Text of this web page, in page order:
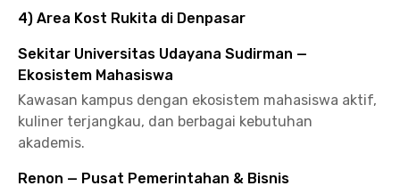
4) Area Kost Rukita di Denpasar
Sekitar Universitas Udayana Sudirman —
Ekosistem Mahasiswa
Kawasan kampus dengan ekosistem mahasiswa aktif,
kuliner terjangkau, dan berbagai kebutuhan
akademis.
Renon — Pusat Pemerintahan & Bisnis